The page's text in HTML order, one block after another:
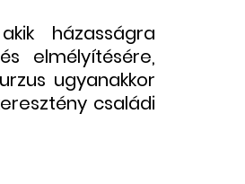
házasságra
elmélyítésére,
ugyanakkor
családi